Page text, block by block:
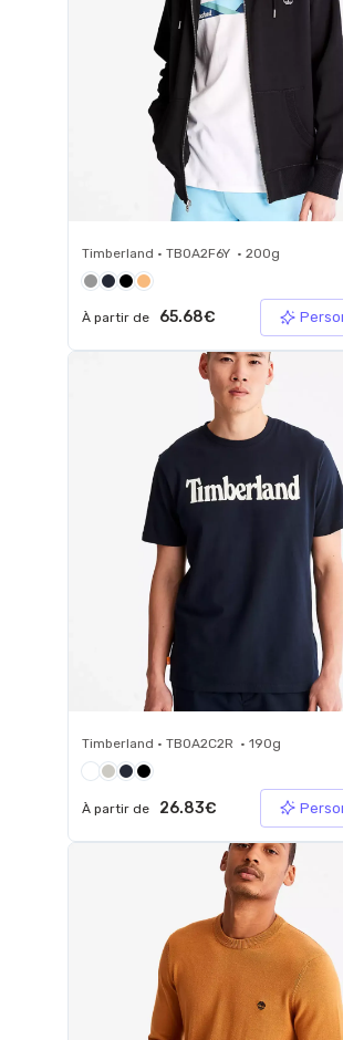
Timberland • TB0A2F6Y • 200g
À partir de 65.68€
Timberland • TB0A2C2R • 190g
À partir de 26.83€